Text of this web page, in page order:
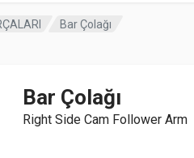
Bar Çolağı
Bar Çolağı
Right Side Cam Follower Arm